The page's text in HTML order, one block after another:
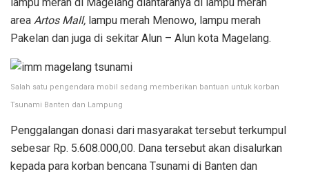
area Artos Mall, lampu merah Menowo, lampu merah
Pakelan dan juga di sekitar Alun – Alun kota Magelang.
Salah satu pengendara mobil sedang memberikan bantuan untuk korban
Tsunami Banten dan Lampung
Penggalangan donasi dari masyarakat tersebut terkumpul
sebesar Rp. 5.608.000,00. Dana tersebut akan disalurkan
kepada para korban bencana Tsunami di Banten dan